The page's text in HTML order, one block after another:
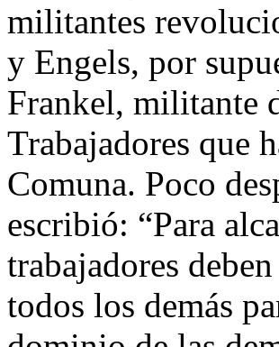
militantes
y Engels, por
Frankel, militante
Trabajadores que
Comuna. Poco
escribió: “Para
trabajadores
todos los demás